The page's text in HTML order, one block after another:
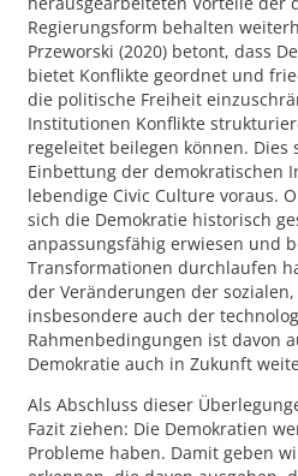
Regierungsform behalten
Przeworski (2020) betont, dass
bietet Konflikte geordnet und
die politische Freiheit
Institutionen Konflikte
regeleitet beilegen können.
Einbettung der demokratischen
lebendige Civic Culture voraus.
sich die Demokratie historisch
anpassungsfähig erwiesen und
Transformationen durchlaufen
der Veränderungen der
insbesondere auch der
Rahmenbedingungen ist davon
Demokratie auch in Zukunft
Als Abschluss dieser
Fazit ziehen: Die Demokratien
Probleme haben. Damit geben